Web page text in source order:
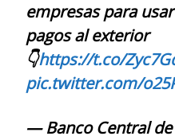
empresas para
pagos al exterior
👇https://t.co/
pic.twitter.com/
— Banco Central de